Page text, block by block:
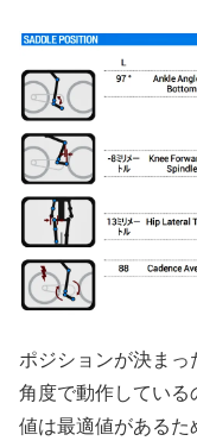
ポジションが決ま
角度で動作している
値は最適値があるた